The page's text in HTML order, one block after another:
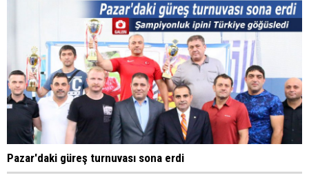
Pazar'daki güreş turnuvası sona erdi